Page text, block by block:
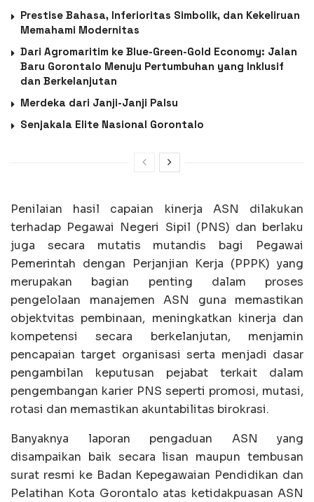
Prestise Bahasa, Inferioritas Simbolik, dan Kekeliruan
Memahami Modernitas
Dari Agromaritim ke Blue-Green-Gold Economy: Jalan
Baru Gorontalo Menuju Pertumbuhan yang Inklusif
dan Berkelanjutan
Merdeka dari Janji-Janji Palsu
Senjakala Elite Nasional Gorontalo
Penilaian hasil capaian kinerja ASN dilakukan
terhadap Pegawai Negeri Sipil (PNS) dan berlaku
juga secara mutatis mutandis bagi Pegawai
Pemerintah dengan Perjanjian Kerja (PPPK) yang
merupakan bagian penting dalam proses
pengelolaan manajemen ASN guna memastikan
objektvitas pembinaan, meningkatkan kinerja dan
kompetensi secara berkelanjutan, menjamin
pencapaian target organisasi serta menjadi dasar
pengambilan keputusan pejabat terkait dalam
pengembangan karier PNS seperti promosi, mutasi,
rotasi dan memastikan akuntabilitas birokrasi.
Banyaknya laporan pengaduan ASN yang
disampaikan baik secara lisan maupun tembusan
surat resmi ke Badan Kepegawaian Pendidikan dan
Pelatihan Kota Gorontalo atas ketidakpuasan ASN